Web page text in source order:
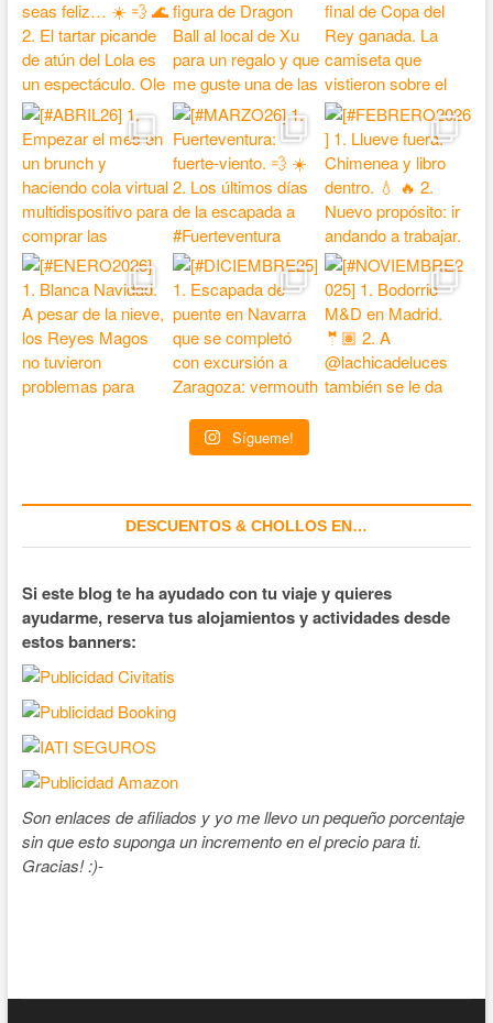
Sígueme!
DESCUENTOS & CHOLLOS EN…
Si este blog te ha ayudado con tu viaje y quieres
ayudarme, reserva tus alojamientos y actividades desde
estos banners:
Son enlaces de afiliados y yo me llevo un pequeño porcentaje
sin que esto suponga un incremento en el precio para ti.
Gracias! :)-